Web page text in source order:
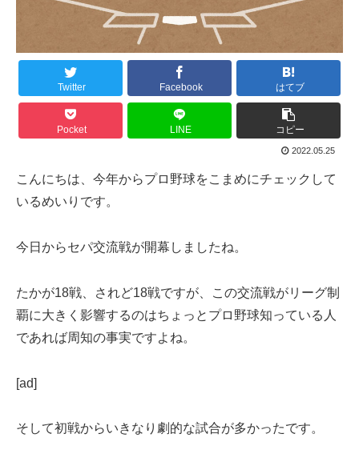
Twitter Facebook はてブ
Pocket LINE コピー
2022.05.25
こんにちは、今年からプロ野球をこまめにチェックして
いるめいりです。
今日からセパ交流戦が開幕しましたね。
たかが18戦、されど18戦ですが、この交流戦がリーグ制
覇に大きく影響するのはちょっとプロ野球知っている人
であれば周知の事実ですよね。
[ad]
そして初戦からいきなり劇的な試合が多かったです。